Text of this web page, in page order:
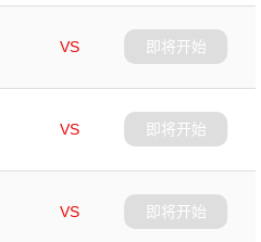
VS
即将开始
VS
即将开始
VS
即将开始